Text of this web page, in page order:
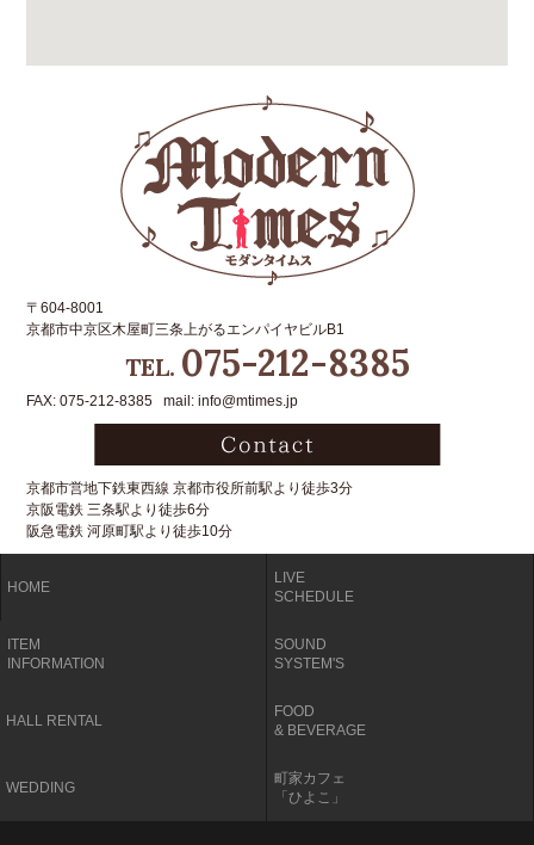
〒604-8001
京都市中京区木屋町三条上がるエンパイヤビルB1
TEL. 075-212-8385
FAX: 075-212-8385 mail: info@mtimes.jp
京都市営地下鉄東西線 京都市役所前駅より徒歩3分
京阪電鉄 三条駅より徒歩6分
阪急電鉄 河原町駅より徒歩10分
HOME
LIVE
SCHEDULE
ITEM
INFORMATION
SOUND
SYSTEM'S
HALL RENTAL
FOOD
& BEVERAGE
WEDDING
町家カフェ
「ひよこ」